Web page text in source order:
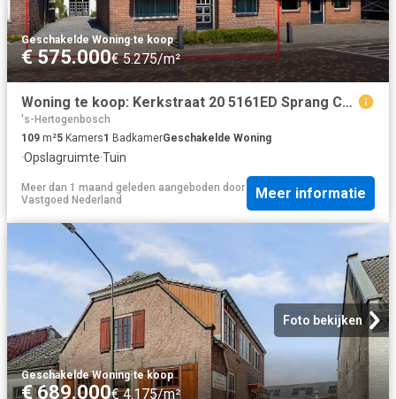
Geschakelde Woning·te koop
€ 575.000€ 5.275/m²
Woning te koop: Kerkstraat 20 5161ED Sprang Capelle Vastgoed Nederland
's-Hertogenbosch
109 m²5 Kamers1 BadkamerGeschakelde Woning
·Opslagruimte·Tuin
Meer dan 1 maand geleden aangeboden door
Vastgoed Nederland
Meer informatie
Foto bekijken
Geschakelde Woning·te koop
€ 689.000€ 4.175/m²